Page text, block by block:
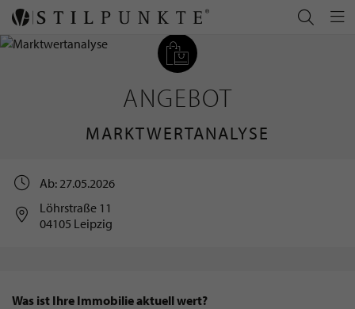
ANGEBOT
MARKTWERTANALYSE
Ab: 27.05.2026
Löhrstraße 11
04105 Leipzig
Was ist Ihre Immobilie aktuell wert?